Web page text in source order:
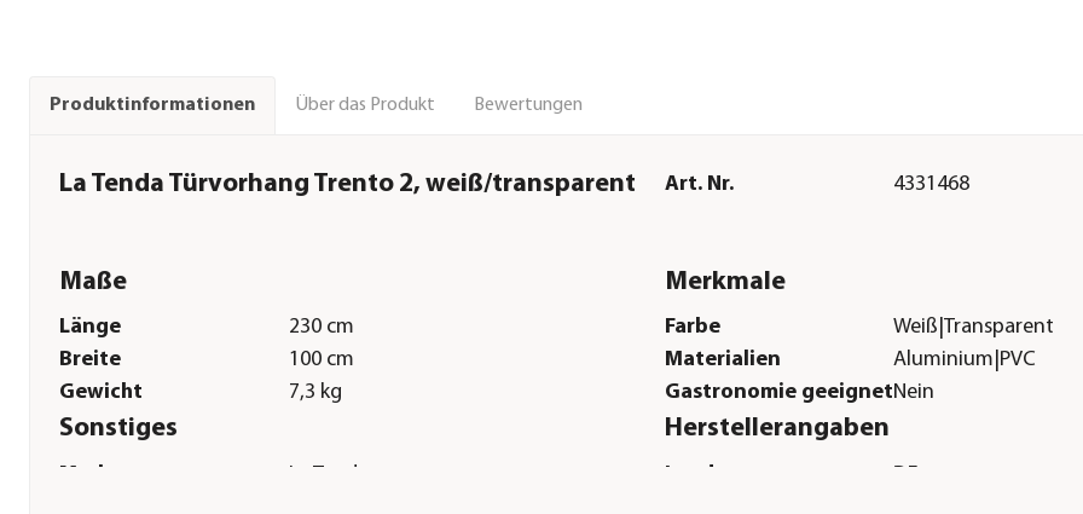
Produktinformationen Über das Produkt Bewertungen
La Tenda Türvorhang Trento 2, weiß/transparent Art. Nr. 4331468
Maße
Länge
230 cm
Breite
100 cm
Gewicht
7,3 kg
Merkmale
Farbe
Weiß|Transparent
Materialien
Aluminium|PVC
Gastronomie geeignetNein
Sonstiges
Marke La Tenda
Herstellerangaben
Land
DE